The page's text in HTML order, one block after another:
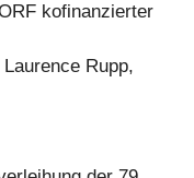
kofinanzierter
Rupp,